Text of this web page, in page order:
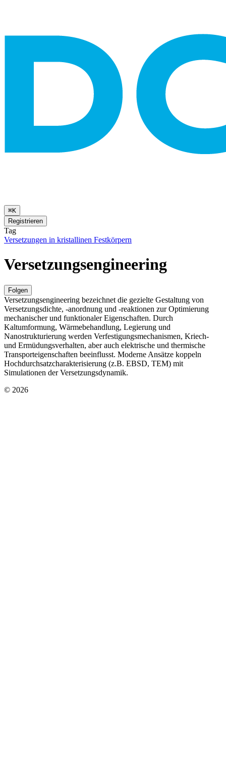
⌘K
Registrieren
Tag
Versetzungen in kristallinen Festkörpern
Versetzungsengineering
Folgen
Versetzungsengineering bezeichnet die gezielte Gestaltung von
Versetzungsdichte, -anordnung und -reaktionen zur Optimierung
mechanischer und funktionaler Eigenschaften. Durch
Kaltumformung, Wärmebehandlung, Legierung und
Nanostrukturierung werden Verfestigungsmechanismen, Kriech-
und Ermüdungsverhalten, aber auch elektrische und thermische
Transporteigenschaften beeinflusst. Moderne Ansätze koppeln
Hochdurchsatzcharakterisierung (z.B. EBSD, TEM) mit
Simulationen der Versetzungsdynamik.
© 2026